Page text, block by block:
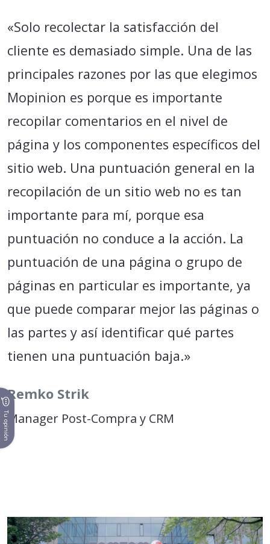
«Solo recolectar la satisfacción del
cliente es demasiado simple. Una de las
principales razones por las que elegimos
Mopinion es porque es importante
recopilar comentarios en el nivel de
página y los componentes específicos del
sitio web. Una puntuación general en la
recopilación de un sitio web no es tan
importante para mí, porque esa
puntuación no conduce a la acción. La
puntuación de una página o grupo de
páginas en particular es importante, ya
que puede comparar mejor las páginas o
las partes y así identificar qué partes
tienen una puntuación baja.»
Remko Strik
Manager Post-Compra y CRM
Tu opinión